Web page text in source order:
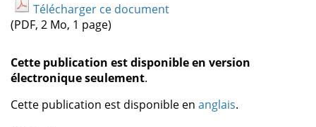
Télécharger ce document
(PDF, 2 Mo, 1 page)
Cette publication est disponible en version
électronique seulement.
Cette publication est disponible en anglais.